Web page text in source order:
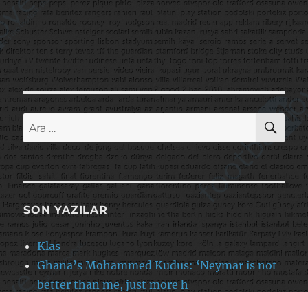
Ara:
SON YAZILAR
Klas
Ghana’s Mohammed Kudus: ‘Neymar is not
better than me, just more h